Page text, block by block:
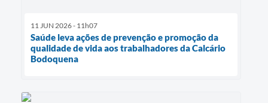
11 JUN 2026 - 11h07
Saúde leva ações de prevenção e promoção da
qualidade de vida aos trabalhadores da Calcário
Bodoquena